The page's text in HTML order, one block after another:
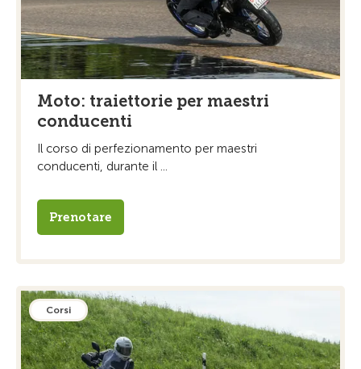
Moto: traiettorie per maestri
conducenti
Il corso di perfezionamento per maestri
conducenti, durante il ...
Prenotare
Corsi